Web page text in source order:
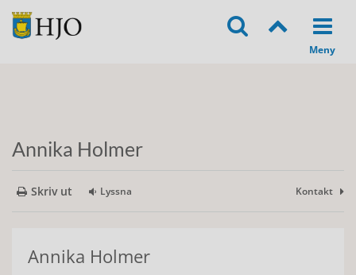
Annika Holmer
Skriv ut Lyssna Kontakt
Annika Holmer